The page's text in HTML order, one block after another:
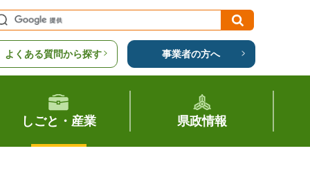
よくある質問から探す 事業者の方へ
しごと・産業 県政情報